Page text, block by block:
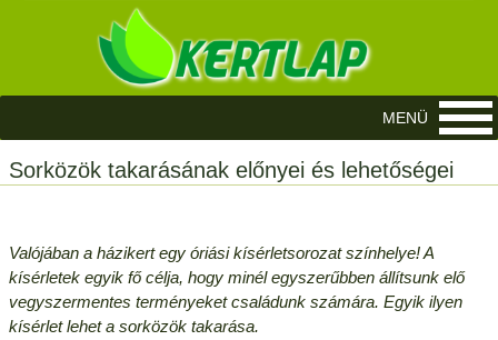
Sorközök takarásának előnyei és lehetőségei
Valójában a házikert egy óriási kísérletsorozat színhelye! A
kísérletek egyik fő célja, hogy minél egyszerűbben állítsunk elő
vegyszermentes terményeket családunk számára. Egyik ilyen
kísérlet lehet a sorközök takarása.